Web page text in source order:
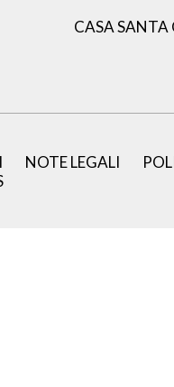
CASA SANTA
NOTE LEGALI